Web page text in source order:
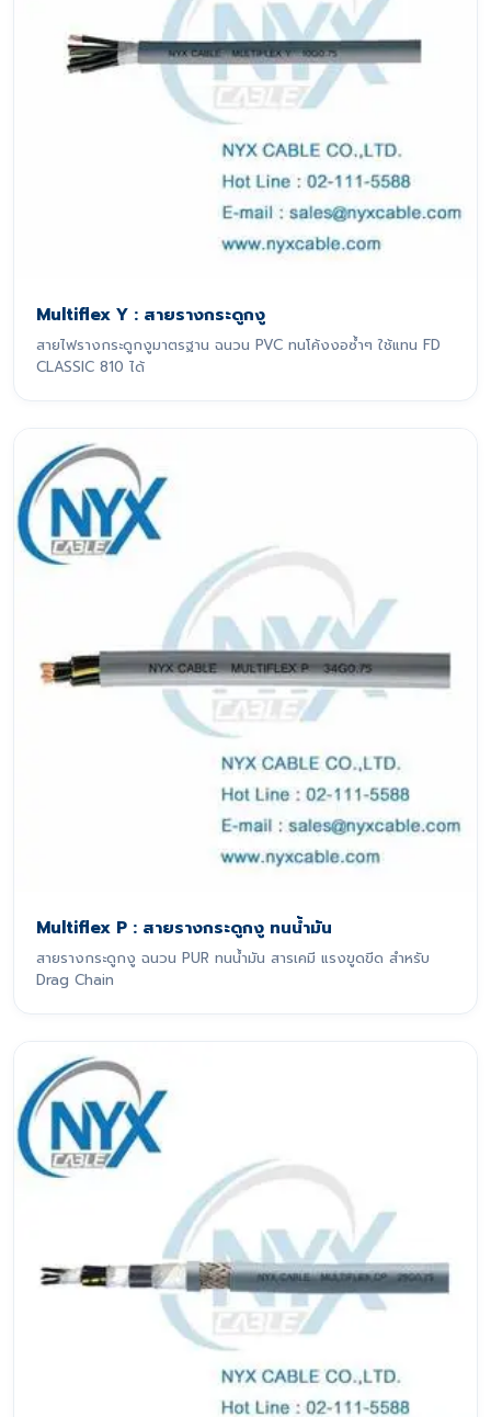
Multiflex Y : สายรางกระดูกงู
สายไฟรางกระดูกงูมาตรฐาน ฉนวน PVC ทนโค้งงอซ้ำๆ ใช้แทน FD
CLASSIC 810 ได้
Multiflex P : สายรางกระดูกงู ทนน้ำมัน
สายรางกระดูกงู ฉนวน PUR ทนน้ำมัน สารเคมี แรงขูดขีด สำหรับ
Drag Chain